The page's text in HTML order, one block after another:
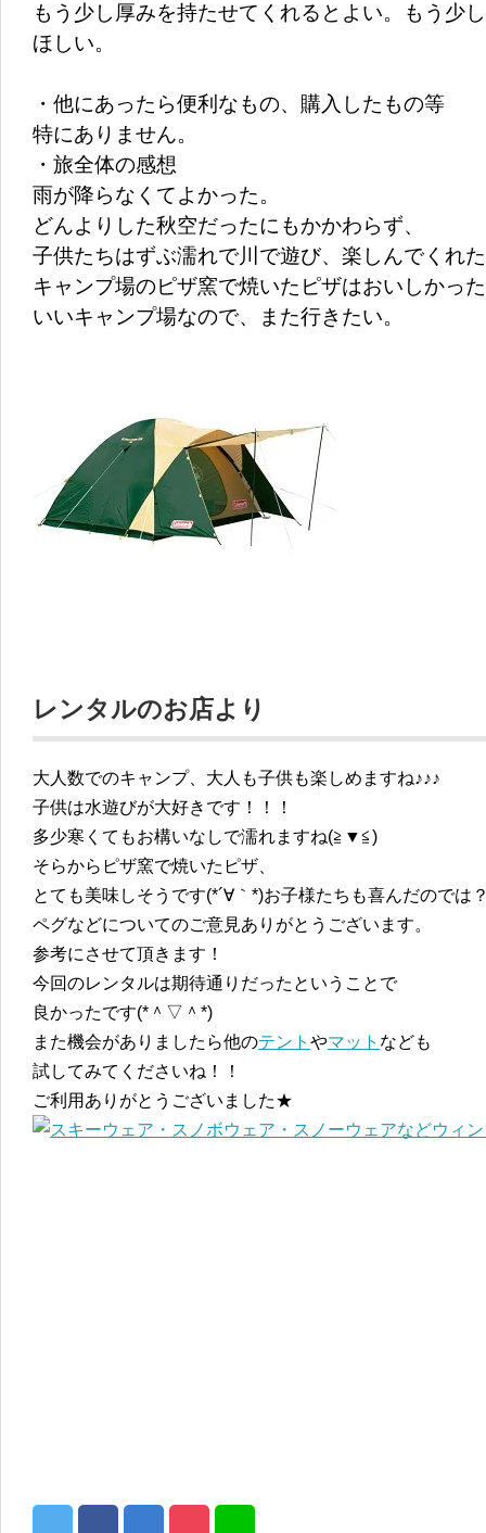
もう少し厚みを持たせてくれるとよい。もう少
ほしい。
・他にあったら便利なもの、購入したもの等
特にありません。
・旅全体の感想
雨が降らなくてよかった。
どんよりした秋空だったにもかかわらず、
子供たちはずぶ濡れで川で遊び、楽しんでくれ
キャンプ場のピザ窯で焼いたピザはおいしかっ
いいキャンプ場なので、また行きたい。
レンタルのお店より
大人数でのキャンプ、大人も子供も楽しめますね♪♪♪
子供は水遊びが大好きです！！！
多少寒くてもお構いなしで濡れますね(≧▼≦)
そらからピザ窯で焼いたピザ、
とても美味しそうです(*´∀｀*)お子様たちも喜んだのでは
ペグなどについてのご意見ありがとうございます。
参考にさせて頂きます！
今回のレンタルは期待通りだったということで
良かったです(*＾▽＾*)
また機会がありましたら他のテント やマット なども
試してみてくださいね！！
ご利用ありがとうございました★